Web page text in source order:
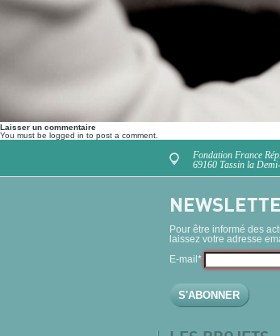
Laisser un commentaire
You must be logged in to post a comment.
Fondation France
69160 Tassin la
Pour être informé des
laissez votre adresse
E-mail*